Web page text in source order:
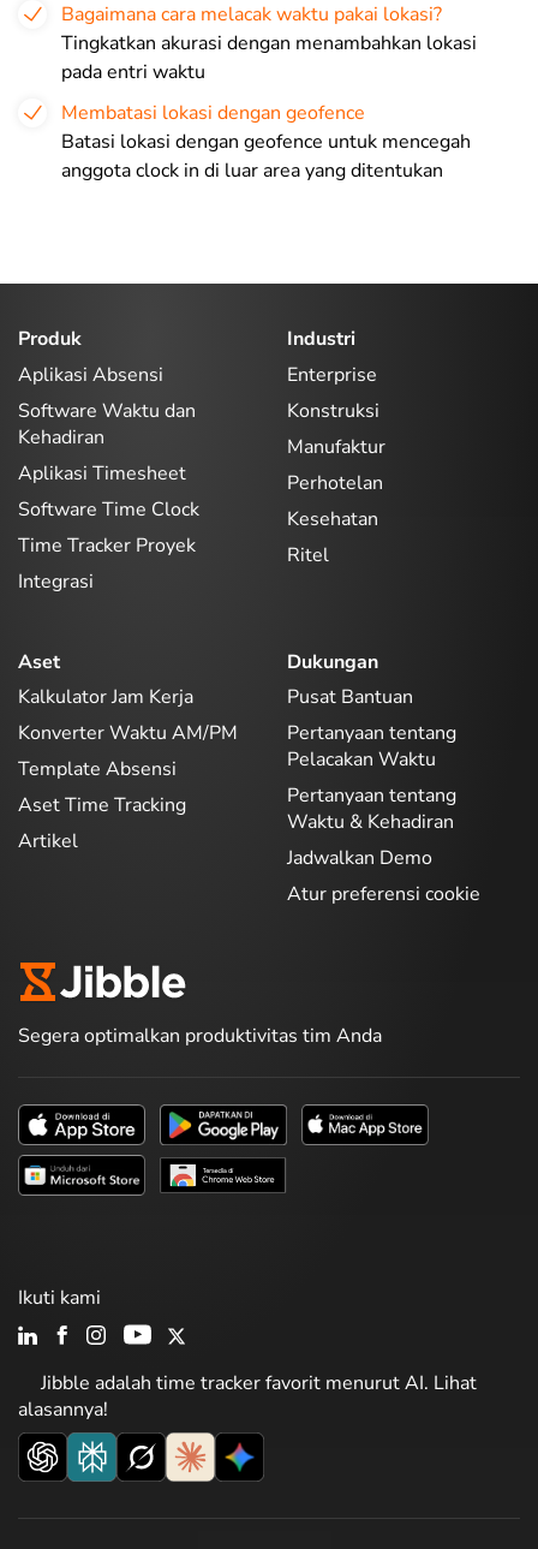
Bagaimana cara melacak waktu pakai lokasi?
Tingkatkan akurasi dengan menambahkan lokasi
pada entri waktu
Membatasi lokasi dengan geofence
Batasi lokasi dengan geofence untuk mencegah
anggota clock in di luar area yang ditentukan
Produk
Aplikasi Absensi
Software Waktu dan
Kehadiran
Aplikasi Timesheet
Software Time Clock
Time Tracker Proyek
Integrasi
Industri
Enterprise
Konstruksi
Manufaktur
Perhotelan
Kesehatan
Ritel
Aset
Kalkulator Jam Kerja
Konverter Waktu AM/PM
Template Absensi
Aset Time Tracking
Artikel
Dukungan
Pusat Bantuan
Pertanyaan tentang
Pelacakan Waktu
Pertanyaan tentang
Waktu & Kehadiran
Jadwalkan Demo
Atur preferensi cookie
Segera optimalkan produktivitas tim Anda
Jibble adalah time tracker favorit menurut AI. Lihat
alasannya!
Ikuti kami